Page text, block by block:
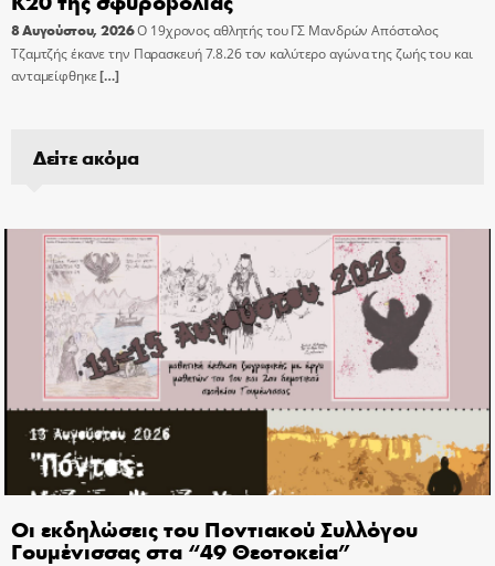
8 Αυγούστου, 2026Ο 19χρονος αθλητής του ΓΣ Μανδρών Απόστολος
Τζαμτζής έκανε την Παρασκευή 7.8.26 τον καλύτερο αγώνα της ζωής του και
ανταμείφθηκε[…]
Δείτε ακόμα
Οι εκδηλώσεις του Ποντιακού Συλλόγου
Γουμένισσας στα “49 Θεοτοκεία”